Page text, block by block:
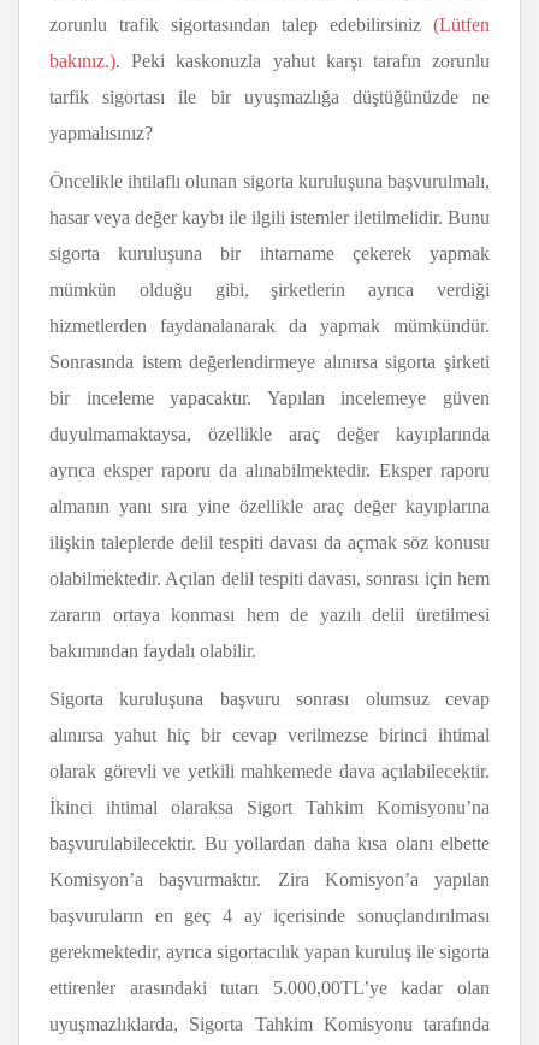
zorunlu trafik sigortasından talep edebilirsiniz (Lütfen
bakınız.). Peki kaskonuzla yahut karşı tarafın zorunlu
tarfik sigortası ile bir uyuşmazlığa düştüğünüzde ne
yapmalısınız?
Öncelikle ihtilaflı olunan sigorta kuruluşuna başvurulmalı,
hasar veya değer kaybı ile ilgili istemler iletilmelidir. Bunu
sigorta kuruluşuna bir ihtarname çekerek yapmak
mümkün olduğu gibi, şirketlerin ayrıca verdiği
hizmetlerden faydanalanarak da yapmak mümkündür.
Sonrasında istem değerlendirmeye alınırsa sigorta şirketi
bir inceleme yapacaktır. Yapılan incelemeye güven
duyulmamaktaysa, özellikle araç değer kayıplarında
ayrıca eksper raporu da alınabilmektedir. Eksper raporu
almanın yanı sıra yine özellikle araç değer kayıplarına
ilişkin taleplerde delil tespiti davası da açmak söz konusu
olabilmektedir. Açılan delil tespiti davası, sonrası için hem
zararın ortaya konması hem de yazılı delil üretilmesi
bakımından faydalı olabilir.
Sigorta kuruluşuna başvuru sonrası olumsuz cevap
alınırsa yahut hiç bir cevap verilmezse birinci ihtimal
olarak görevli ve yetkili mahkemede dava açılabilecektir.
İkinci ihtimal olaraksa Sigort Tahkim Komisyonu’na
başvurulabilecektir. Bu yollardan daha kısa olanı elbette
Komisyon’a başvurmaktır. Zira Komisyon’a yapılan
başvuruların en geç 4 ay içerisinde sonuçlandırılması
gerekmektedir, ayrıca sigortacılık yapan kuruluş ile sigorta
ettirenler arasındaki tutarı 5.000,00TL’ye kadar olan
uyuşmazlıklarda, Sigorta Tahkim Komisyonu tarafında